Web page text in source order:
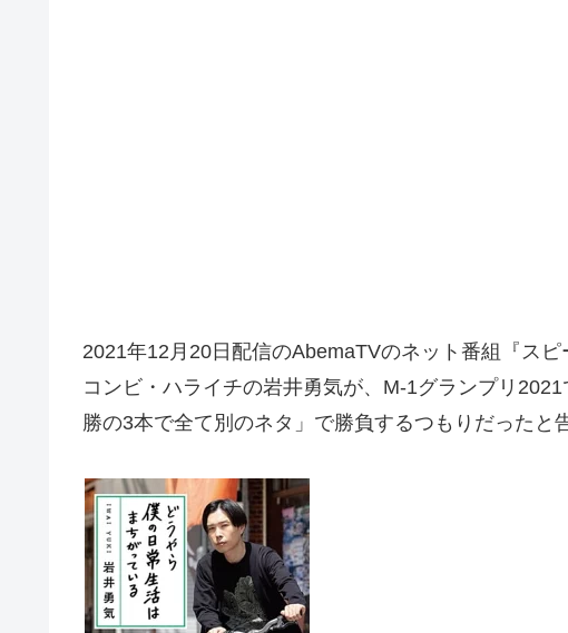
2021年12月20日配信のAbemaTVのネット番組『ス
コンビ・ハライチの岩井勇気が、M-1グランプリ
勝の3本で全て別のネタ」で勝負するつもりだったと